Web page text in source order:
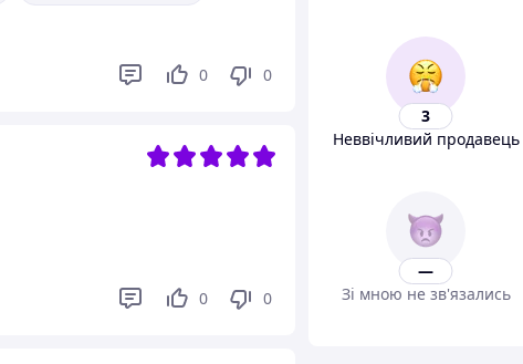
0 0
0 0
3
Неввічливий продавець
—
Зі мною не зв'язались